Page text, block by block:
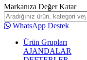
Markanıza Değer Katar
WhatsApp Destek
Ürün Grupları
AJANDALAR